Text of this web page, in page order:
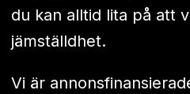
du kan alltid lita på att
jämställdhet.
Vi är